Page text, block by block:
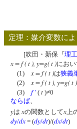
定理：媒介変数に
[吹田・新保『理
x = f ( t ), y=g( t )にお
(1) x = f ( t )は狭義
(2) x = f ( t ), y=g( t )
(3) f' ( t )≠0
ならば
yは xの関数としてx 上
dy/dx = (dy/dt)/(dx/dt